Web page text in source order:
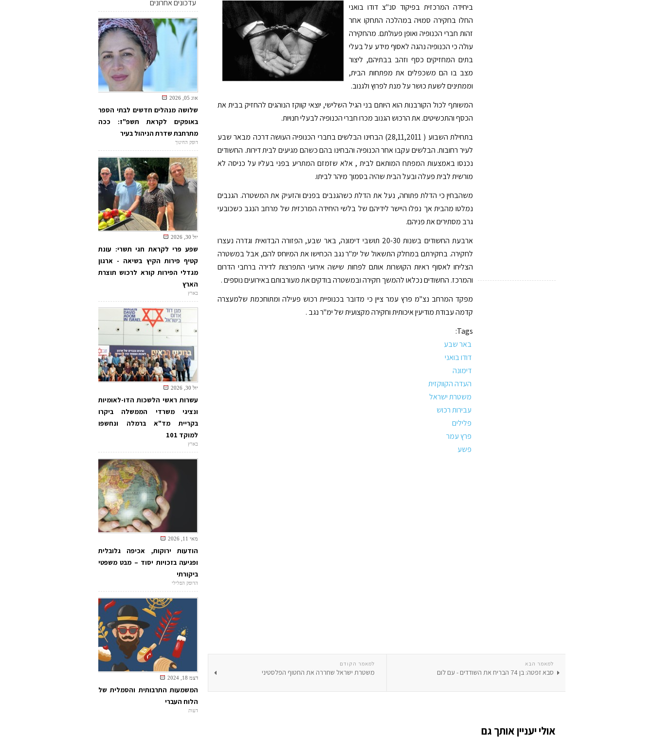
ביחידה המרכזית בפיקוד סנ"צ דודו בואני
החלו בחקירה סמויה במהלכה התחקו אחר
זהות חברי הכנופיה ואופן פעולתם. מהחקירה
עולה כי הכנופיה נהגה לאסוף מידע על בעלי
בתים המחזיקים כסף וזהב בבתיהם, ליצור
מצב בו הם משכפלים את מפתחות הבית,
וממתינים לשעת כושר על מנת לפרוץ ולגנוב.
המשותף לכול הקורבנות הוא היותם בני הגיל השלישי, יוצאי קווקז הנוהגים להחזיק בבית את
הכסף והתכשיטים. את הרכוש הגנוב מכרו חברי הכנופיה לבעלי חנויות.
בתחילת השבוע ( 28,11,2011) הבחינו הבלשים בחברי הכנופיה העושה דרכה מבאר שבע
לעיר רחובות. הבלשים עקבו אחר הכנופיה והבחינו בהם כשהם מגיעים לבית דירות. החשודים
נכנסו באמצעות המפתח המותאם לבית , אלא שזמזם המתריע בפני בעליו על כניסה לא
מורשית לבית פעלה ובעל הבית שהיה בסמוך מיהר לביתו.
משהבחין כי הדלת פתוחה, נעל את הדלת כשהגנבים בפנים והזעיק את המשטרה. הגנבים
נמלטו מהבית אך נפלו היישר לידיהם של בלשי היחידה המרכזית של מרחב הנגב כשכובעי
גרב מסתירים את פניהם.
ארבעת החשודים בשנות 20-30 תושבי דימונה, באר שבע, הפזורה הבדואית וגדרה נעצרו
לחקירה. בחקירתם במחלק התשאול של ימ"ר נגב הכחישו את המיוחס להם, אבל במשטרה
הצליחו לאסוף ראיות הקושרות אותם לפחות שישה אירועי התפרצות לדירה ברחבי הדרום
והמרכז. החשודים נכלאו להמשך חקירה ובמשטרה בודקים את מעורבותם באירועים נוספים .
מפקד המרחב נצ"מ פרץ עמר ציין כי מדובר בכנופיית רכוש פעילה ומתוחכמת שלמעצרה
קדמה עבודת מודיעין איכותית וחקירה מקצועית של ימ"ר נגב .
Tags:
באר שבע
דודו בואני
דימונה
העדה הקווקזית
משטרת ישראל
עבירות רכוש
פלילים
פרץ עמר
פשע
למאמר הקודם
משטרת ישראל שחררה את החטוף הפלסטיני
למאמר הבא
סבא זפטה: בן 74 הבריח את השודדים - עם לום
אולי יעניין אותך גם
עדכונים אחרונים
אוג 05, 2026
שלושה מנהלים חדשים לבתי הספר
באופקים לקראת תשפ"ז: ככה
מתרחבת שדרת הניהול בעיר
דופק החינוך
יול 30, 2026
שפע פרי לקראת חגי תשרי: עונת
קטיף פירות הקיץ בשיאה - ארגון
מגדלי הפירות קורא לרכוש תוצרת
הארץ
בארץ
יול 30, 2026
עשרות ראשי הלשכות הדו-לאומיות
ונציגי משרדי הממשלה ביקרו
בקריית מד"א ברמלה ונחשפו
למוקד 101
בארץ
מאי 11, 2026
הודעות ירוקות, אכיפה גלובלית
ופגיעה בזכויות יסוד – מבט משפטי
ביקורתי
הדופק הפלילי
דצמ 18, 2024
המשמעות התרבותית והסמלית של
הלוח העברי
דעות